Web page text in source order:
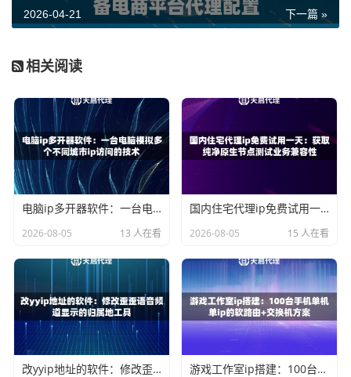
可疑代理IP的行为模式： 往往表现出两种极端：
址验证、快速抓取单个页面内容或进行心跳检测，导致
页面数过多且无逻辑：
一些爬虫或自动化脚本为了高效
抓取数据，会在一个会话内以极高的频率请求大量页
面，这种行为模式与人类差异巨大。
网站的风控系统会设定一个合理的阈值范围。当一个IP的单
会话页面数显著偏离这个范围时，就会触发警报，该IP被判
定为代理或爬虫的风险就大大增加。
如何利用天启代理应对访问深度识别？
了解了对方的识别原理，我们就可以更有针对性地选择和使
用代理IP服务，以模拟出更接近真实用户的行为，从而提升
业务成功率。天启代理的以下产品特点，正好能帮助用户有
效应对这一问题。
下一篇 »
2026-04-21
相关阅读
电脑ip多开器软件：一台电脑模拟多个不同城市ip访问的技术
2026-08-05 13 人在看
国内住宅代理ip免费试用一天：获取纯净原生节点测试业务兼容性
2026-08-05 15 人在看
改yyip地址的软件：修改歪歪语音频道显示的归属地工具 游戏工作室ip搭建：100台手机单机单ip的软路由+交换机方案